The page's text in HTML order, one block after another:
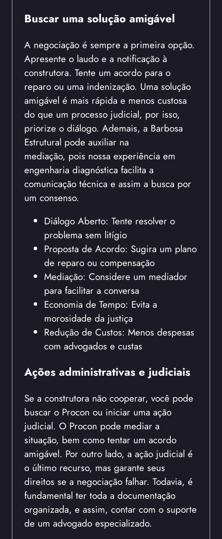
Buscar uma solução amigável
A negociação é sempre a primeira opção.
Apresente o laudo e a notificação à
construtora. Tente um acordo para o
reparo ou uma indenização. Uma solução
amigável é mais rápida e menos custosa
do que um processo judicial, por isso,
priorize o diálogo. Ademais, a Barbosa
Estrutural pode auxiliar na
mediação, pois nossa experiência em
engenharia diagnóstica facilita a
comunicação técnica e assim a busca por
um consenso.
Diálogo Aberto: Tente resolver o
problema sem litígio
Proposta de Acordo: Sugira um plano
de reparo ou compensação
Mediação: Considere um mediador
para facilitar a conversa
Economia de Tempo: Evita a
morosidade da justiça
Redução de Custos: Menos despesas
com advogados e custas
Ações administrativas e judiciais
Se a construtora não cooperar, você pode
buscar o Procon ou iniciar uma ação
judicial. O Procon pode mediar a
situação, bem como tentar um acordo
amigável. Por outro lado, a ação judicial é
o último recurso, mas garante seus
direitos se a negociação falhar. Todavia, é
fundamental ter toda a documentação
organizada, e assim, contar com o suporte
de um advogado especializado.